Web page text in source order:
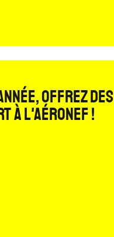
offrez des
à L'Aéronef !